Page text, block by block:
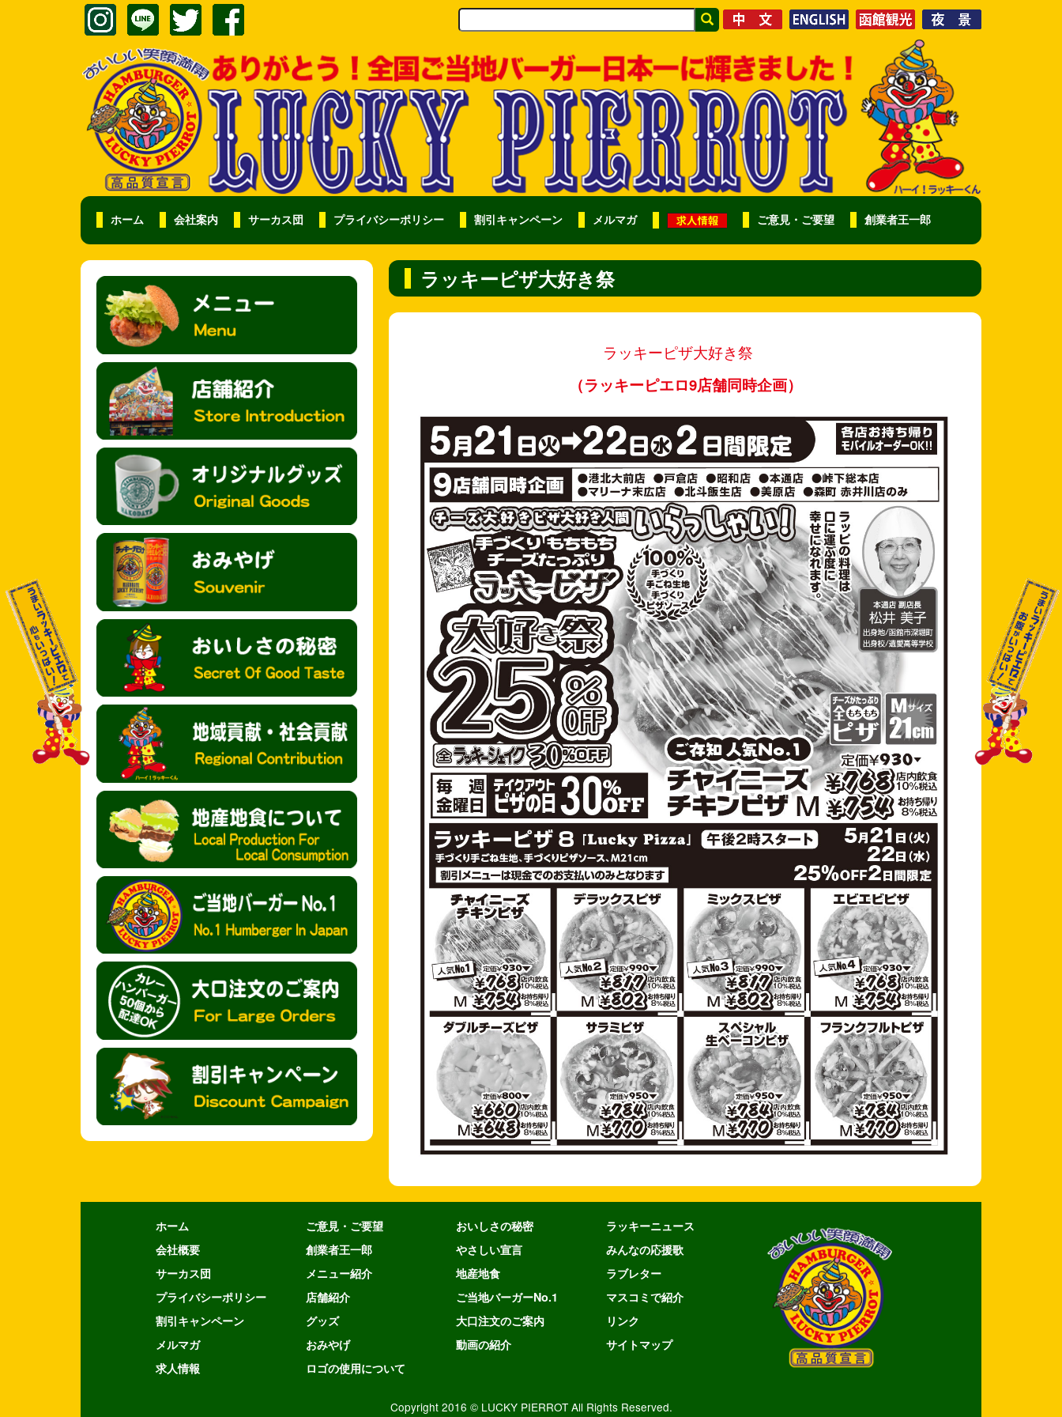
ホーム 会社案内 サーカス団 プライバシーポリシー 割引キャンペーン メルマガ ご意見・ご要望 創業者王一郎
ラッキーピザ大好き祭
ラッキーピザ大好き祭
（ラッキーピエロ9店舗同時企画）
ホーム
会社概要
サーカス団
プライバシーポリシー
割引キャンペーン
メルマガ
求人情報
ご意見・ご要望
創業者王一郎
メニュー紹介
店舗紹介
グッズ
おみやげ
ロゴの使用について
おいしさの秘密
やさしい宣言
地産地食
ご当地バーガーNo.1
大口注文のご案内
動画の紹介
ラッキーニュース
みんなの応援歌
ラブレター
マスコミで紹介
リンク
サイトマップ
Copyright 2016 © LUCKY PIERROT All Rights Reserved.